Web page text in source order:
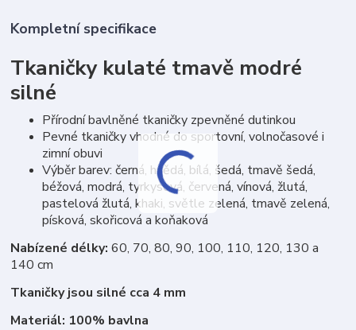
Kompletní specifikace
Tkaničky kulaté tmavě modré
silné
Přírodní bavlněné tkaničky zpevněné dutinkou
Pevné tkaničky vhodné do sportovní, volnočasové i
zimní obuvi
Výběr barev: černá, hnědá, bílá, šedá, tmavě šedá,
béžová, modrá, tyrkysová, červená, vínová, žlutá,
pastelová žlutá, khaki, světle zelená, tmavě zelená,
písková, skořicová a koňaková
Nabízené délky: 60, 70, 80, 90, 100, 110, 120, 130 a
140 cm
Tkaničky jsou silné cca 4 mm
Materiál: 100% bavlna